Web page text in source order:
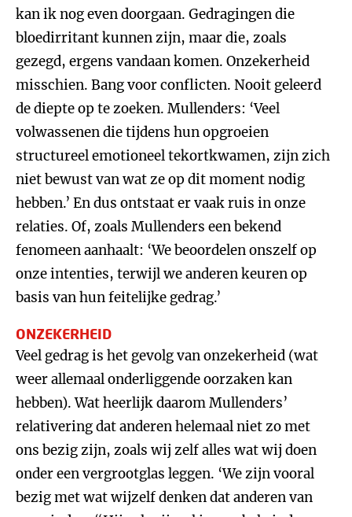
kan ik nog even doorgaan. Gedragingen die
bloedirritant kunnen zijn, maar die, zoals
gezegd, ergens vandaan komen. Onzekerheid
misschien. Bang voor conflicten. Nooit geleerd
de diepte op te zoeken. Mullenders: ‘Veel
volwassenen die tijdens hun opgroeien
structureel emotioneel tekortkwamen, zijn zich
niet bewust van wat ze op dit moment nodig
hebben.’ En dus ontstaat er vaak ruis in onze
relaties. Of, zoals Mullenders een bekend
fenomeen aanhaalt: ‘We beoordelen onszelf op
onze intenties, terwijl we anderen keuren op
basis van hun feitelijke gedrag.’
ONZEKERHEID
Veel gedrag is het gevolg van onzekerheid (wat
weer allemaal onderliggende oorzaken kan
hebben). Wat heerlijk daarom Mullenders’
relativering dat anderen helemaal niet zo met
ons bezig zijn, zoals wij zelf alles wat wij doen
onder een vergrootglas leggen. ‘We zijn vooral
bezig met wat wijzelf denken dat anderen van